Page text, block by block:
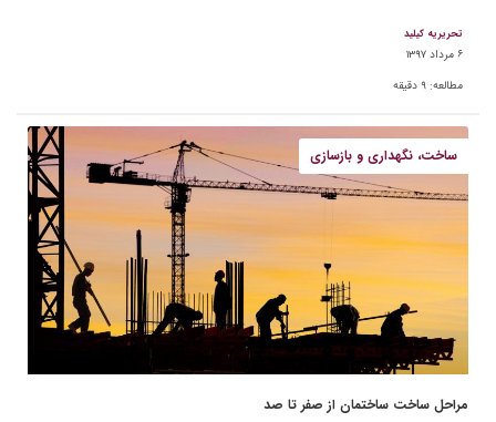
تحریریه کیلید
۶ مرداد ۱۳۹۷
مطالعه: ۹ دقیقه
ساخت، نگهداری و بازسازی
مراحل ساخت ساختمان از صفر تا صد